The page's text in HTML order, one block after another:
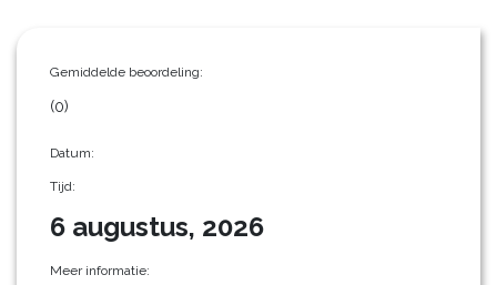
Gemiddelde beoordeling:
(0)
Datum:
Tijd:
6 augustus, 2026
Meer informatie: